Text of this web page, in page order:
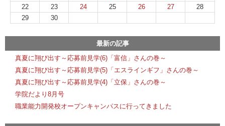
22
23 24 25 26 27
28
29
30
最新の記事
真夏に翔び出す～応募前見学(6)「富信」さんの巻～
真夏に翔び出す～応募前見学(5)「エスラインギフ」さんの巻～
真夏に翔び出す～応募前見学(4)「立保」さんの巻～
学院だより8月号
職業能力開発校オープンキャンパスに行ってきました